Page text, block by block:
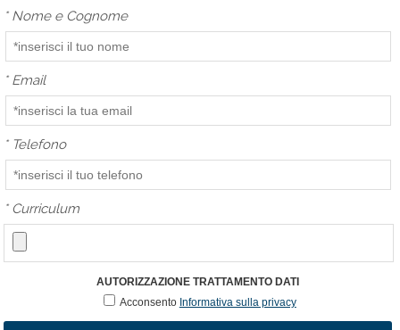
*Nome e Cognome
*Email
*Telefono
*Curriculum
AUTORIZZAZIONE TRATTAMENTO DATI
Acconsento Informativa sulla privacy